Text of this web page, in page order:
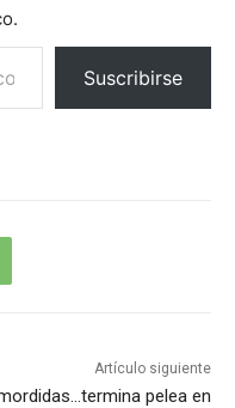
Suscribirse
Artículo siguiente
pelea en